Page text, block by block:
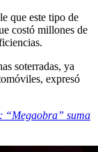
que este tipo de
costó millones de
soterradas, ya
expresó
“Megaobra” suma